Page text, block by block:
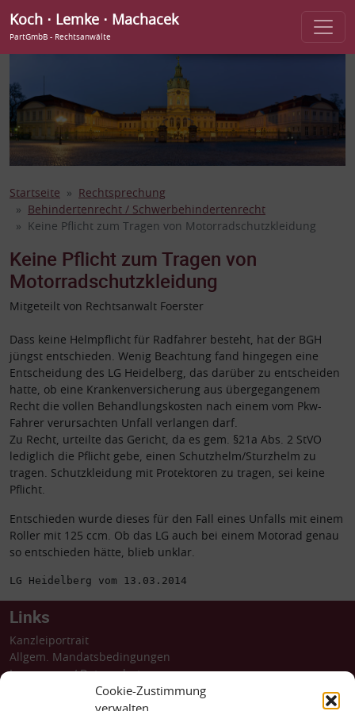
Cookie-Zustimmung
Koch ⋅ Lemke ⋅ Machacek
PartGmbB - Rechtsanwälte
Startseite
Rechtsprechung
Behindertenrecht / Schwerbehindertenrecht
Keine Pflicht zum Tragen von Motorradschutzkleidung
Keine Pflicht zum Tragen von
Motorradschutzkleidung
Mitgeteilt von Rechtsanwalt Foerster
Dass keine Helmpflicht für Radfahrer besteht, hat der BGH
jüngst entschieden. Wenig Beachtung fand hingegen eine
Entscheidung des LG Heidelberg, das darüber zu entscheiden
hatte, ob eine Krankenversicherung aus übergegangenem
Recht die vollen Behandlungskosten nach einem vom Pkw-
Fahrer verursachten Unfall verlangen darf.
Zu Recht, urteilte das Gericht, da es gem. §21a Abs. 2 StVO
lediglich die Pflicht gebe, einen Schutzhelm/Sturzhelm zu
tragen. Schutzkleidung mit Protektoren zu tragen, sei keine
Pflicht.
Entschieden wurde dieses für den Fall eines Unfalls mit einem
Roller mit 125 ccm. Ob das LG auch bei einem Motorad genau
so entschieden hätte, blieb unklar.
LG Heidelberg vom 13.03.2014
Links
Kanzleiportrait
Allgem. Mandatsbedingungen
Impressum/Datenschutz